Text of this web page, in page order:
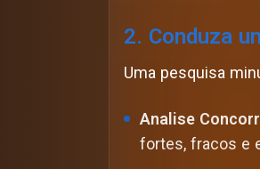
2. Conduza
Uma pesquisa
Analise
fortes, fracos e